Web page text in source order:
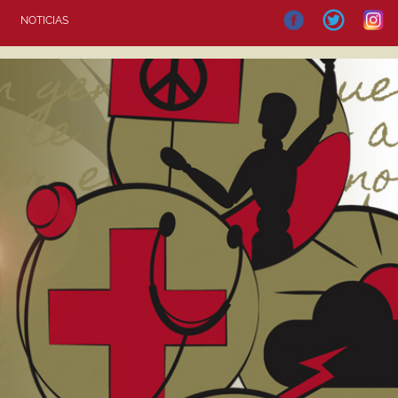
NOTICIAS